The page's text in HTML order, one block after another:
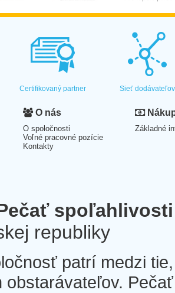
Certifikovaný partner Sieť dodávateľov
O nás
O spoločnosti
Voľné pracovné pozície
Kontakty
Základné
spoľahlivosti
republiky
patrí medzi
obstarávateľov.